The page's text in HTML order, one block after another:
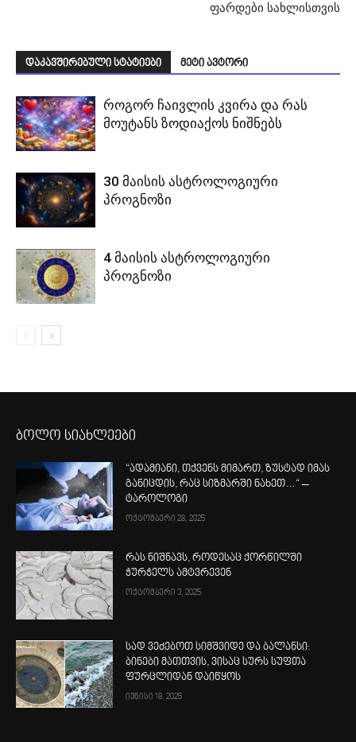
ფარდები სახლისთვის
დაკავშირებული სტატიები მეტი ავტორი
როგორ ჩაივლის კვირა და რას
მოუტანს ზოდიაქოს ნიშნებს
30 მაისის ასტროლოგიური
პროგნოზი
4 მაისის ასტროლოგიური
პროგნოზი
ბოლო სიახლეები
“ადამიანი, თქვენს მიმართ, ზუსტად იმას
განიცდის, რაც სიზმარში ნახეთ…“ –
ტაროლოგი
ოქტომბერი 28, 2025
რას ნიშნავს, როდესაც ქორწილში
ჭურჭელს ამტვრევენ
ოქტომბერი 3, 2025
სად ვეძებოთ სიმშვიდე და ბალანსი:
ბინები მათთვის, ვისაც სურს სუფთა
ფურცლიდან დაიწყოს
ივნისი 18, 2025